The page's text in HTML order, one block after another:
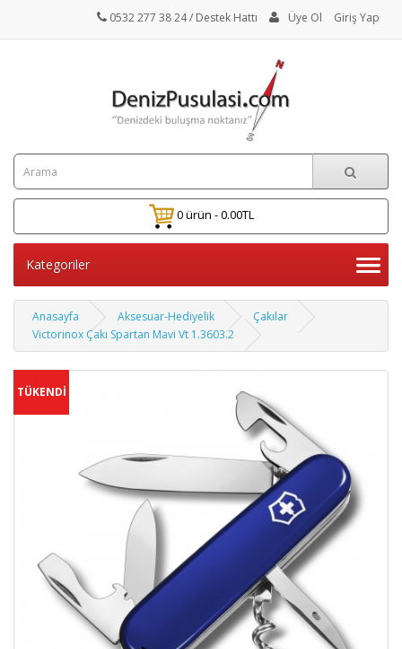
0532 277 38 24/ Destek Hattı Üye Ol Giriş Yap
0 ürün - 0.00TL
Kategoriler
Anasayfa Aksesuar-Hediyelik
Çakılar
Victorinox Çakı Spartan Mavi Vt 1.3603.2
TÜKENDİ